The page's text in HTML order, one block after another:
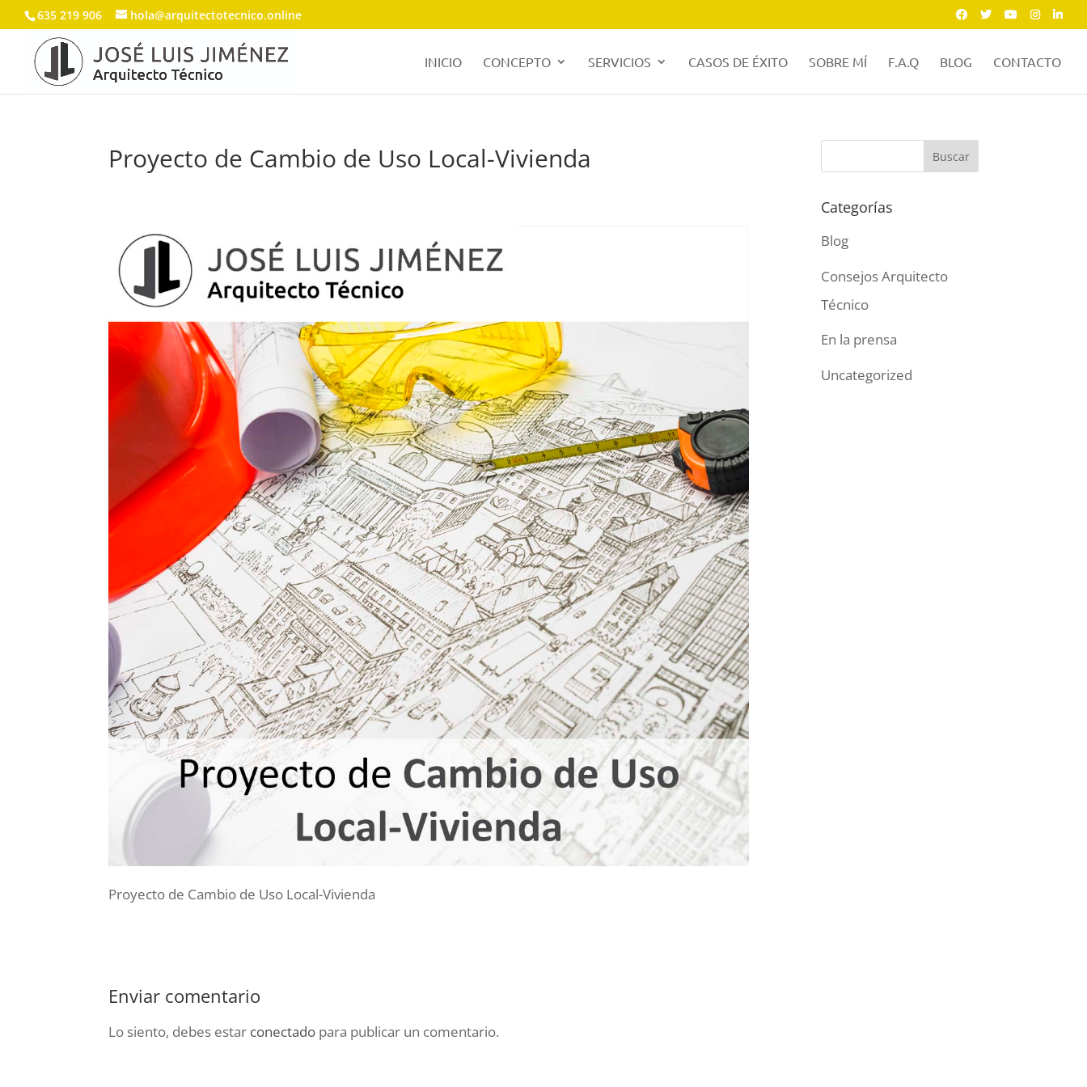
635 219 906 hola@arquitectotecnico.online
INICIO CONCEPTO SERVICIOS CASOS DE ÉXITO SOBRE MÍ F.A.Q BLOG CONTACTO
Proyecto de Cambio de Uso Local-Vivienda
Proyecto de Cambio de Uso Local-Vivienda
Enviar comentario
Lo siento, debes estar conectado para publicar un comentario.
Categorías
Blog
Consejos Arquitecto
Técnico
En la prensa
Uncategorized